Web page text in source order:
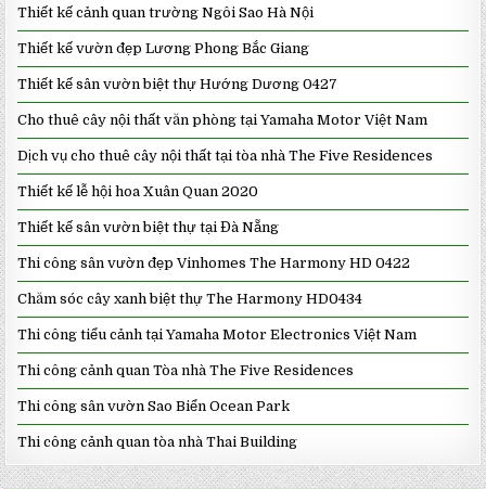
Thiết kế cảnh quan trường Ngôi Sao Hà Nội
Thiết kế vườn đẹp Lương Phong Bắc Giang
Thiết kế sân vườn biệt thự Hướng Dương 0427
Cho thuê cây nội thất văn phòng tại Yamaha Motor Việt Nam
Dịch vụ cho thuê cây nội thất tại tòa nhà The Five Residences
Thiết kế lễ hội hoa Xuân Quan 2020
Thiết kế sân vườn biệt thự tại Đà Nẵng
Thi công sân vườn đẹp Vinhomes The Harmony HD 0422
Chăm sóc cây xanh biệt thự The Harmony HD0434
Thi công tiểu cảnh tại Yamaha Motor Electronics Việt Nam
Thi công cảnh quan Tòa nhà The Five Residences
Thi công sân vườn Sao Biển Ocean Park
Thi công cảnh quan tòa nhà Thai Building